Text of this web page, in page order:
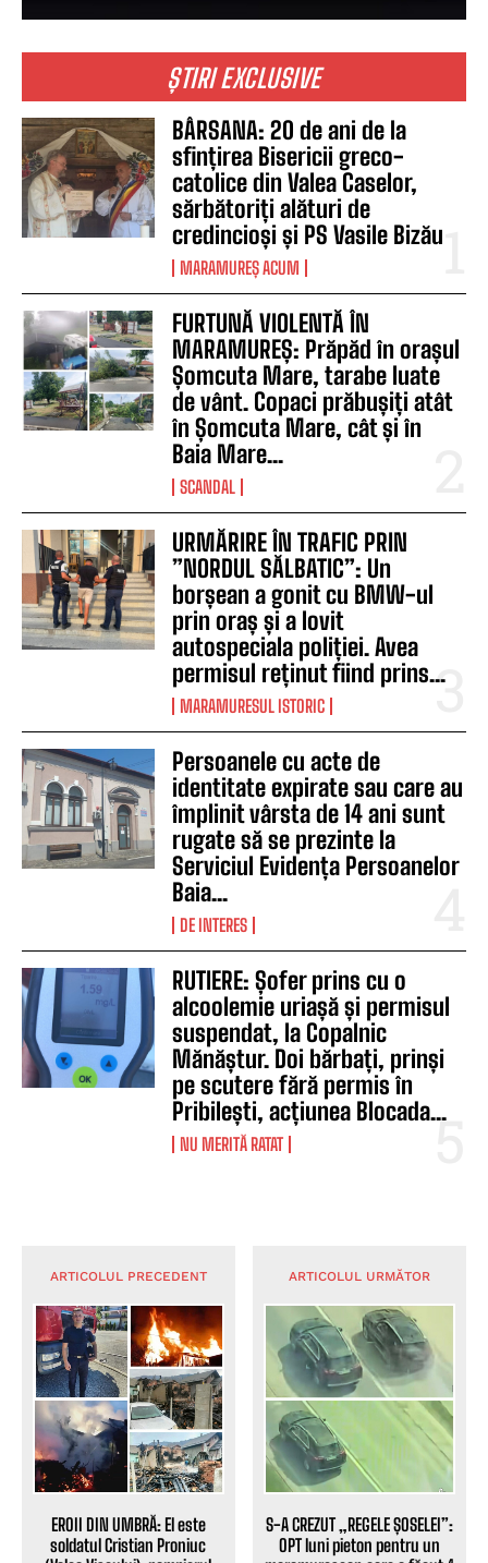
ȘTIRI EXCLUSIVE
BÂRSANA: 20 de ani de la
sfințirea Bisericii greco-
catolice din Valea Caselor,
sărbătoriți alături de
credincioși și PS Vasile Bizău
MARAMUREȘ ACUM
FURTUNĂ VIOLENTĂ ÎN
MARAMUREȘ: Prăpăd în orașul
Șomcuta Mare, tarabe luate
de vânt. Copaci prăbușiți atât
în Șomcuta Mare, cât și în
Baia Mare...
SCANDAL
URMĂRIRE ÎN TRAFIC PRIN
”NORDUL SĂLBATIC”: Un
borșean a gonit cu BMW-ul
prin oraș și a lovit
autospeciala poliției. Avea
permisul reținut fiind prins...
MARAMURESUL ISTORIC
Persoanele cu acte de
identitate expirate sau care au
împlinit vârsta de 14 ani sunt
rugate să se prezinte la
Serviciul Evidența Persoanelor
Baia...
DE INTERES
RUTIERE: Șofer prins cu o
alcoolemie uriașă și permisul
suspendat, la Copalnic
Mănăștur. Doi bărbați, prinși
pe scutere fără permis în
Pribilești, acțiunea Blocada...
NU MERITĂ RATAT
ARTICOLUL PRECEDENT
EROII DIN UMBRĂ: El este
soldatul Cristian Proniuc
ARTICOLUL URMĂTOR
S-A CREZUT „REGELE ȘOSELEI”:
OPT luni pieton pentru un